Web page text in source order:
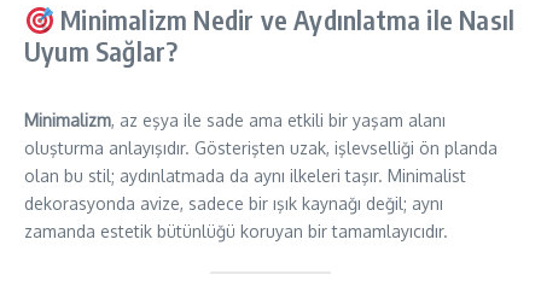
Minimalizm Nedir ve Aydınlatma ile Nasıl
Uyum Sağlar?
Minimalizm, az eşya ile sade ama etkili bir yaşam alanı
oluşturma anlayışıdır. Gösterişten uzak, işlevselliği ön planda
olan bu stil; aydınlatmada da aynı ilkeleri taşır. Minimalist
dekorasyonda avize, sadece bir ışık kaynağı değil; aynı
zamanda estetik bütünlüğü koruyan bir tamamlayıcıdır.